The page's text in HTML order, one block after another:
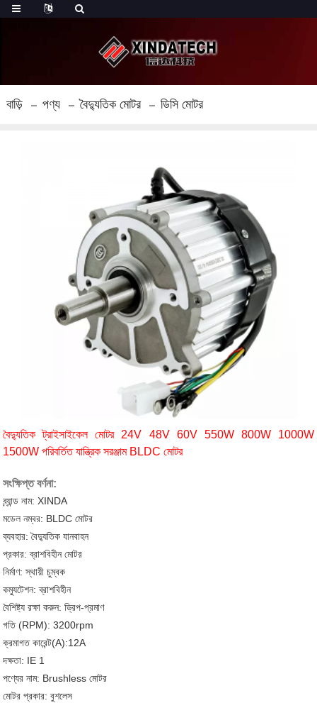
বাড়ি পণ্য বৈদ্যুতিক মোটর ডিসি মোটর
বৈদ্যুতিক ট্রাইসাইকেল মোটর 24V 48V 60V 550W 800W 1000W
1500W পরিবর্তিত যান্ত্রিক সরঞ্জাম BLDC মোটর
সংক্ষিপ্ত বর্ণনা:
ব্র্যান্ড নাম: XINDA
মডেল নম্বর: BLDC মোটর
ব্যবহার: বৈদ্যুতিক যানবাহন
প্রকার: ব্রাশবিহীন মোটর
নির্মাণ: স্থায়ী চুম্বক
কম্যুটেশন: ব্রাশবিহীন
বৈশিষ্ট্য রক্ষা করুন: ড্রিপ-প্রমাণ
গতি (RPM): 3200rpm
ক্রমাগত কারেন্ট(A):12A
দক্ষতা: IE 1
পণ্যের নাম: Brushless মোটর
মোটর প্রকার: বুশলেস